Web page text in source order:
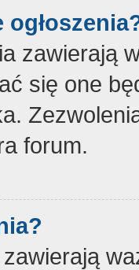
zawierają
się one
forum.